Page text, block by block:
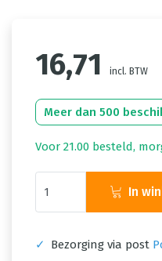
16,71 incl. BTW
Meer dan 500
Voor 21.00 besteld,
In
✓ Bezorging via post